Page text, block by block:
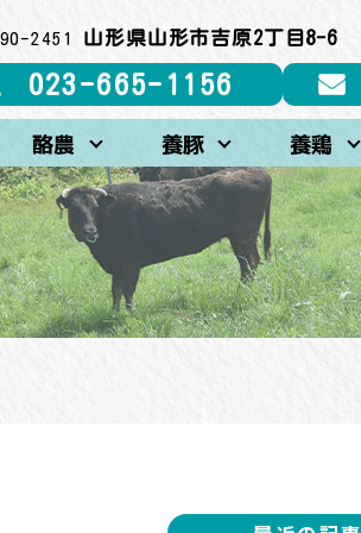
2451 山形県山形市吉原2丁目8-6
023-665-1156
酪農 養豚 養鶏